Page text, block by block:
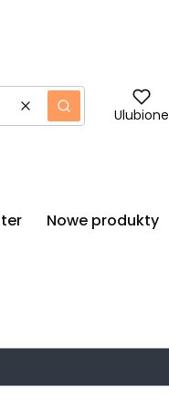
WyczyśćSzukaj Ulubione
Nowe produkty